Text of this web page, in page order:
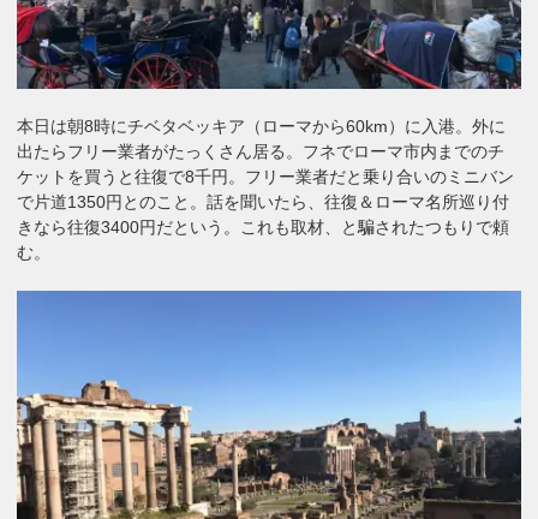
本日は朝8時にチベタベッキア（ローマから60km）に入港。外に
出たらフリー業者がたっくさん居る。フネでローマ市内までのチ
ケットを買うと往復で8千円。フリー業者だと乗り合いのミニバン
で片道1350円とのこと。話を聞いたら、往復＆ローマ名所巡り付
きなら往復3400円だという。これも取材、と騙されたつもりで頼
む。